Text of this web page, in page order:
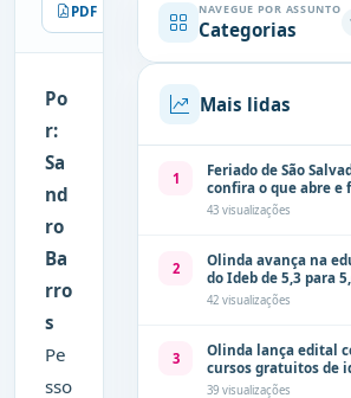
PDF Imprimir
Po
r:
Sa
nd
ro
Ba
rro
s
Pe
sso
NAVEGUE POR ASSUNTO
Categorias
Mais lidas
1
Feriado de São
confira o que abre
43 visualizações
2
Olinda avança na
do Ideb de 5,3 para
42 visualizações
3
Olinda lança edital
cursos gratuitos de
comunicação
39 visualizações